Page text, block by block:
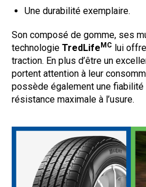
Une durabilité exemplaire.
Son composé de gomme, ses
technologie TredLifeMC lui
traction. En plus d’être un
portent attention à leur
possède également une fiabilité
résistance maximale à l’usure.